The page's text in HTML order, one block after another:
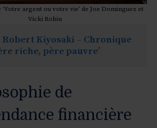
argent ou votre vie’ de Joe Dominguez et
Vicki Robin
Robert Kiyosaki – Chronique
riche, père pauvre’
de
financière